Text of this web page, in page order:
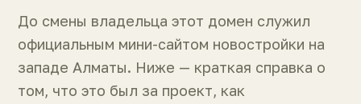
До смены владельца этот домен служил
официальным мини-сайтом новостройки на
западе Алматы. Ниже — краткая справка о
том, что это был за проект, как